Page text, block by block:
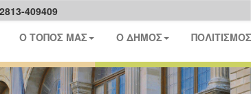
409409
Ο ΤΟΠΟΣ ΜΑΣ Ο ΔΗΜΟΣ ΠΟΛΙΤΙΣΜΟΣ